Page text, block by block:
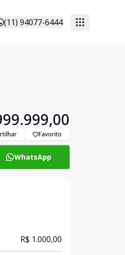
(11) 94077-6444
Favorito
WhatsApp
R$ 1.000,00